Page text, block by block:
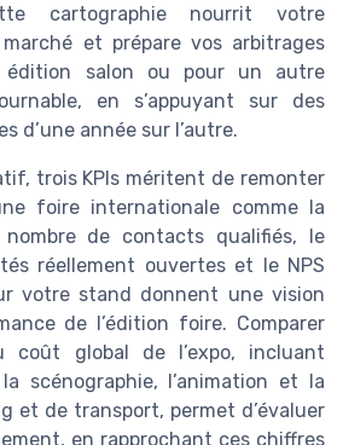
cartographie nourrit votre
et prépare vos arbitrages
édition salon ou pour un autre
en s’appuyant sur des
d’une année sur l’autre.
trois KPIs méritent de remonter
foire internationale comme la
de contacts qualifiés, le
réellement ouvertes et le NPS
votre stand donnent une vision
de l’édition foire. Comparer
coût global de l’expo, incluant
la scénographie, l’animation et la
et de transport, permet d’évaluer
en rapprochant ces chiffres